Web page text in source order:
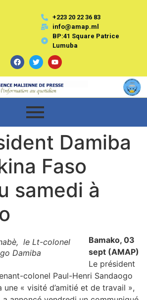
+223 20 22 36 83
info@amap.ml
BP:41 Square Patrice
Lumuba
Damiba
Faso
samedi à
le Lt-colonel
Damiba
Bamako, 03
sept (AMAP)
Le président
colonel Paul-Henri Sandaogo
une « visité d’amitié et de travail »,